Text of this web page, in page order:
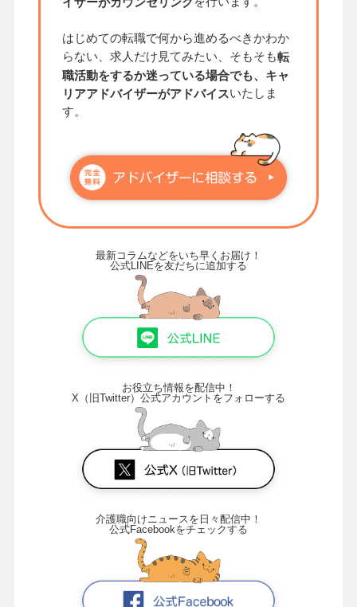
はじめての転職で何から進めるべきかわか
らない、求人だけ見てみたい、そもそも転
職活動をするか迷っている場合でも、キャ
リアアドバイザーがアドバイスいたしま
す。
最新コラムなどをいち早くお届け！
公式LINEを友だちに追加する
お役立ち情報を配信中！
X（旧Twitter）公式アカウントをフォローする
介護職向けニュースを日々配信中！
公式Facebookをチェックする